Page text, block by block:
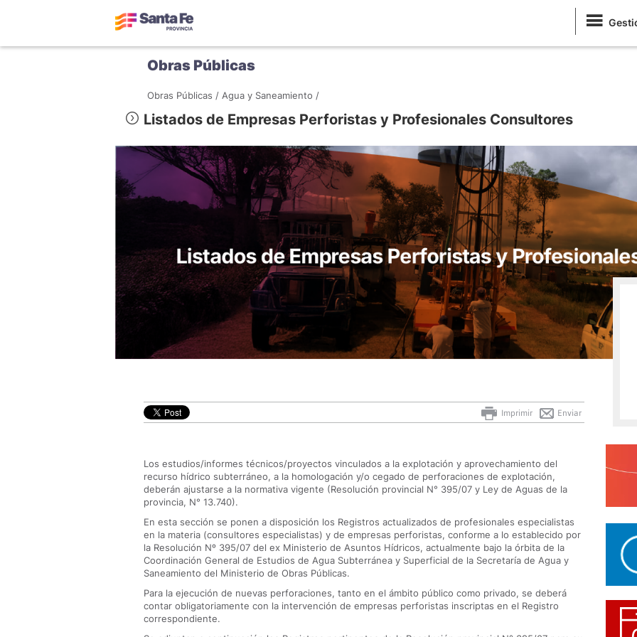
Obras Públicas
Obras Públicas / Agua y Saneamiento /
Listados de Empresas Perforistas y Profesionales Consultores
Enviar
Imprimir
Los estudios/informes técnicos/proyectos vinculados a la explotación y aprovechamiento del
recurso hídrico subterráneo, a la homologación y/o cegado de perforaciones de explotación,
deberán ajustarse a la normativa vigente (Resolución provincial N° 395/07 y Ley de Aguas de la
provincia, N° 13.740).
En esta sección se ponen a disposición los Registros actualizados de profesionales especialistas
en la materia (consultores especialistas) y de empresas perforistas, conforme a lo establecido por
la Resolución Nº 395/07 del ex Ministerio de Asuntos Hídricos, actualmente bajo la órbita de la
Coordinación General de Estudios de Agua Subterránea y Superficial de la Secretaría de Agua y
Saneamiento del Ministerio de Obras Públicas.
Para la ejecución de nuevas perforaciones, tanto en el ámbito público como privado, se deberá
contar obligatoriamente con la intervención de empresas perforistas inscriptas en el Registro
correspondiente.